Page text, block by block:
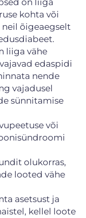
on liiga
kohta või
õigeaegselt
liiga vähe
edaspidi
nende
vajadusel
sünnitamise
või
olukorras,
looted vähe
asetsust ja
kellel loote